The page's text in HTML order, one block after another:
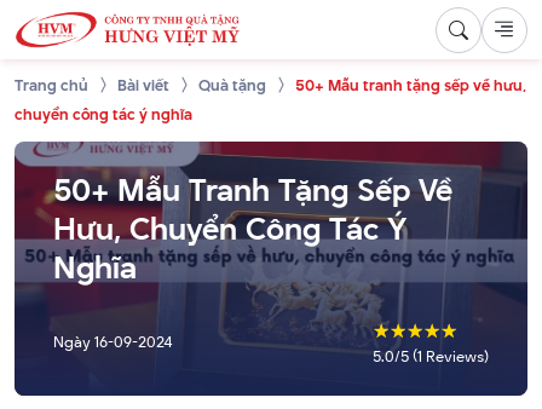
Trang chủ Bài viết Quà tặng
50+ Mẫu tranh tặng sếp về hưu,
chuyển công tác ý nghĩa
50+ Mẫu Tranh Tặng Sếp Về
Hưu, Chuyển Công Tác Ý
Nghĩa
Ngày16-09-2024 ☆
☆
☆
☆
☆
5.0/5 (1 Reviews)